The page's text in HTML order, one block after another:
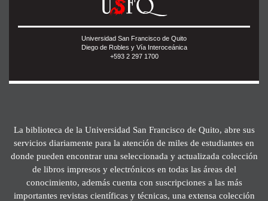
Universidad San Francisco de Quito
Diego de Robles y Vía Interoceánica
+593 2 297 1700
La biblioteca de la Universidad San Francisco de Quito, abre sus
servicios diariamente para la atención de miles de estudiantes en
donde pueden encontrar una seleccionada y actualizada colección
de libros impresos y electrónicos en todas las áreas del
conocimiento, además cuenta con suscripciones a las más
importantes revistas científicas y técnicas, una extensa colección